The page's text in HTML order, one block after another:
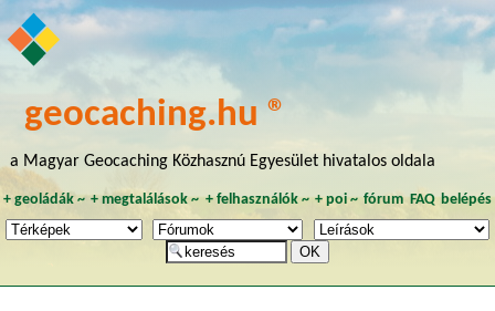
geocaching.hu ®
a Magyar Geocaching Közhasznú Egyesület hivatalos oldala
+ geoládák~ +megtalálások~ +felhasználók~ + poi~ fórum FAQ belépés